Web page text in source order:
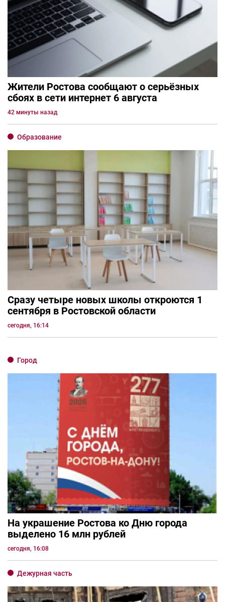
Жители Ростова сообщают о серьёзных
сбоях в сети интернет 6 августа
42 минуты назад
Образование
Сразу четыре новых школы откроются 1
сентября в Ростовской области
сегодня, 16:14
Город
На украшение Ростова ко Дню города
выделено 16 млн рублей
сегодня, 16:08
Дежурная часть